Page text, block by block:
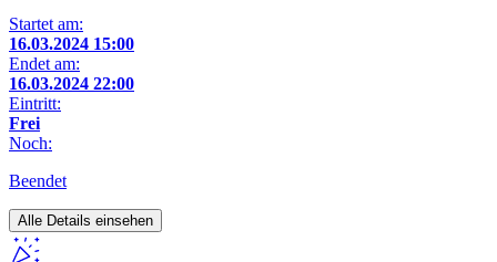
Startet am:
16.03.2024 15:00
Endet am:
16.03.2024 22:00
Eintritt:
Frei
Noch:
Beendet
Alle Details einsehen